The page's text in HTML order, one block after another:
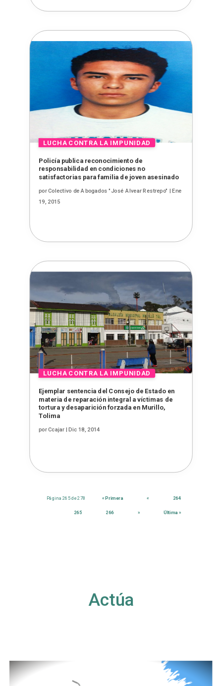
Policía publica reconocimiento de
responsabilidad en condiciones no
satisfactorias para familia de joven asesinado
porColectivo de Abogados "José Alvear Restrepo" |Ene
19, 2015
Ejemplar sentencia del Consejo de Estado en
materia de reparación integral a víctimas de
tortura y desaparición forzada en Murillo,
Tolima
porCcajar|Dic 18, 2014
Página 265 de 278 « Primera « 264
265 266 » Última »
Actúa